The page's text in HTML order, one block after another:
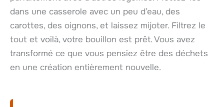
dans une casserole avec un peu d’eau, des
carottes, des oignons, et laissez mijoter. Filtrez le
tout et voilà, votre bouillon est prêt. Vous avez
transformé ce que vous pensiez être des déchets
en une création entièrement nouvelle.